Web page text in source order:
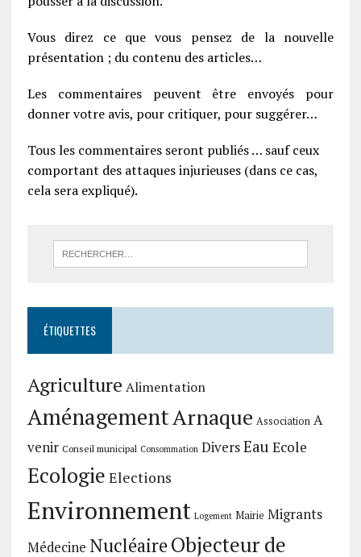
Vous direz ce que vous pensez de la nouvelle
présentation ; du contenu des articles…
Les commentaires peuvent être envoyés pour
donner votre avis, pour critiquer, pour suggérer…
Tous les commentaires seront publiés … sauf ceux
comportant des attaques injurieuses (dans ce cas,
cela sera expliqué).
ÉTIQUETTES
Agriculture Alimentation
AménagementArnaque Association A
venir Conseil municipal Consommation DiversEau Ecole
Ecologie Elections
Environnement Logement Mairie Migrants
Médecine NucléaireObjecteur de